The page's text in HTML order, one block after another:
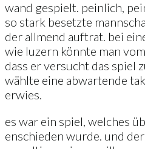
wand gespielt. peinlich,
so stark besetzte
der allmend auftrat. bei
wie luzern könnte man
dass er versucht das spiel
wählte eine abwartende
erwies.
es war ein spiel, welches
enschieden wurde. und